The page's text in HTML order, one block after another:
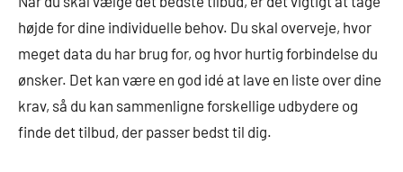
højde for dine individuelle behov. Du skal overveje, hvor
meget data du har brug for, og hvor hurtig forbindelse du
ønsker. Det kan være en god idé at lave en liste over dine
krav, så du kan sammenligne forskellige udbydere og
finde det tilbud, der passer bedst til dig.